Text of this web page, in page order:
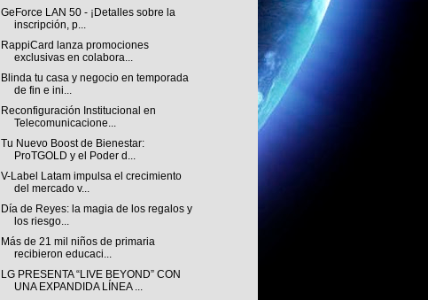
GeForce LAN 50 - ¡Detalles sobre la
inscripción, p...
RappiCard lanza promociones
exclusivas en colabora...
Blinda tu casa y negocio en temporada
de fin e ini...
Reconfiguración Institucional en
Telecomunicacione...
Tu Nuevo Boost de Bienestar:
ProTGOLD y el Poder d...
V-Label Latam impulsa el crecimiento
del mercado v...
Día de Reyes: la magia de los regalos y
los riesgo...
Más de 21 mil niños de primaria
recibieron educaci...
LG PRESENTA “LIVE BEYOND” CON
UNA EXPANDIDA LÍNEA ...